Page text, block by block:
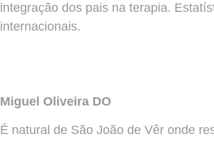
integração dos pais na terapia.
internacionais.
Miguel Oliveira DO
É natural de São João de Vêr onde